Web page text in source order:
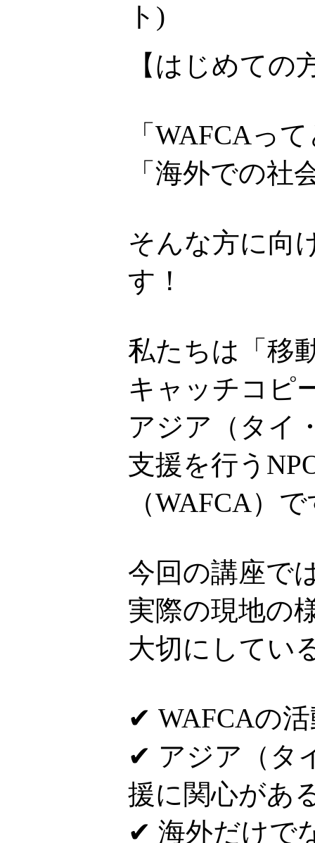
ト )
【はじめての
「WAFCAっ
「海外での社
そんな方に向
す！
私たちは「移
キャッチコピ
アジア（タイ
支援を行う
（WAFCA）
今回の講座で
実際の現地の
大切にしてい
✔ WAFCAの
✔ アジア（タ
援に関心があ
✔ 海外だけで